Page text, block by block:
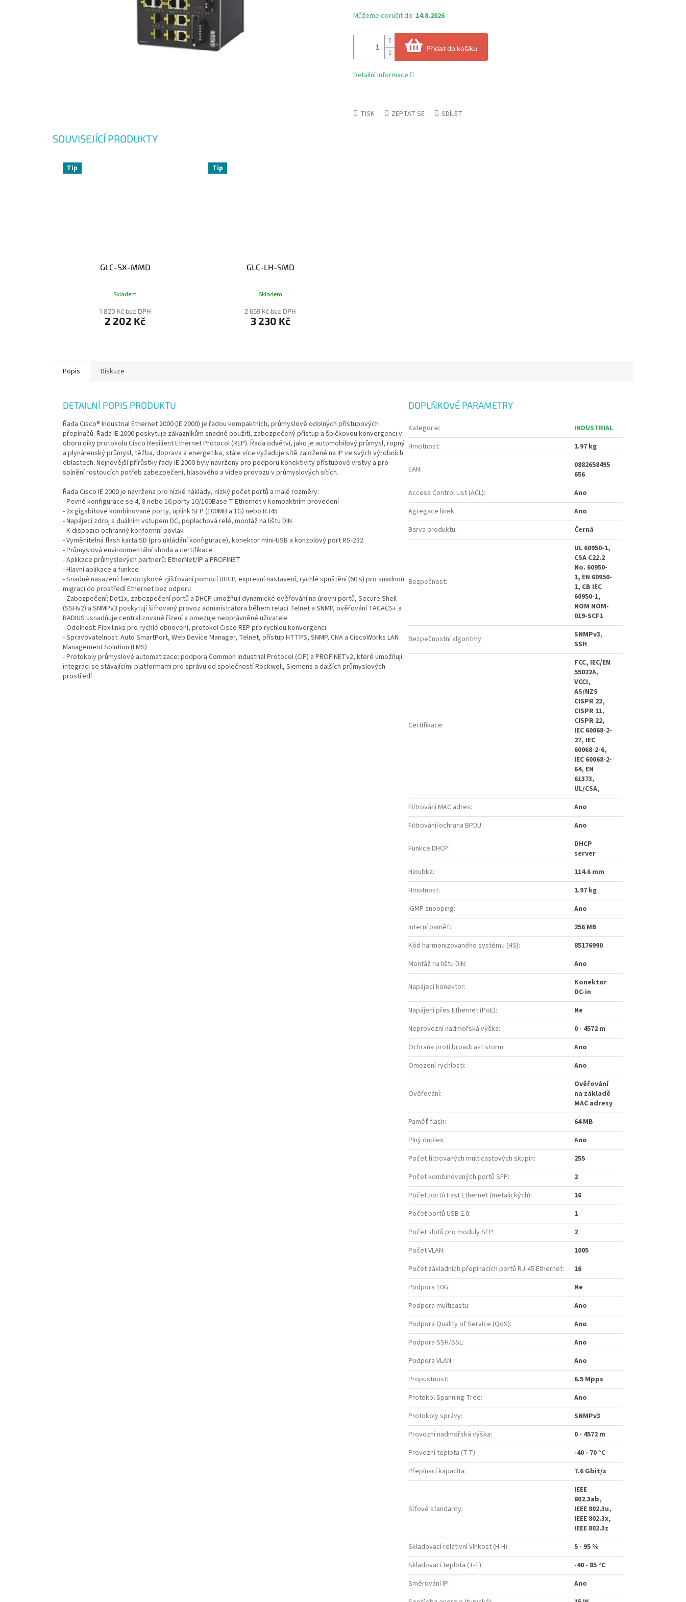
Můžeme doručit do: 14.8.2026
Přidat do košíku
Detailní informace
TISK ZEPTAT SE SDÍLET
SOUVISEJÍCÍ PRODUKTY
Tip
GLC-SX-MMD
Skladem
1 820 Kč bez DPH
2 202 Kč
Tip
GLC-LH-SMD
Skladem
2 669 Kč bez DPH
3 230 Kč
Popis Diskuze
DETAILNÍ POPIS PRODUKTU
Řada Cisco® Industrial Ethernet 2000 (IE 2000) je řadou kompaktních, průmyslově odolných přístupových
přepínačů. Řada IE 2000 poskytuje zákazníkům snadné použití, zabezpečený přístup a špičkovou konvergenci v
oboru díky protokolu Cisco Resilient Ethernet Protocol (REP). Řada odvětví, jako je automobilový průmysl, ropný
a plynárenský průmysl, těžba, doprava a energetika, stále více vyžaduje sítě založené na IP ve svých výrobních
oblastech. Nejnovější přírůstky řady IE 2000 byly navrženy pro podporu konektivity přístupové vrstvy a pro
splnění rostoucích potřeb zabezpečení, hlasového a video provozu v průmyslových sítích.
Řada Cisco IE 2000 je navržena pro nízké náklady, nízký počet portů a malé rozměry:
- Pevné konfigurace se 4, 8 nebo 16 porty 10/100Base-T Ethernet v kompaktním provedení
- 2x gigabitové kombinované porty, uplink SFP (100MB a 1G) nebo RJ45
- Napájecí zdroj s duálním vstupem DC, poplachová relé, montáž na lištu DIN
- K dispozici ochranný konformní povlak
- Vyměnitelná flash karta SD (pro ukládání konfigurace), konektor mini-USB a konzolový port RS-232
- Průmyslová environmentální shoda a certifikace
- Aplikace průmyslových partnerů: EtherNet/IP a PROFINET
- Hlavní aplikace a funkce
- Snadné nasazení: bezdotykové zjišťování pomocí DHCP, expresní nastavení, rychlé spuštění (60 s) pro snadnou
migraci do prostředí Ethernet bez odporu
- Zabezpečení: Dot1x, zabezpečení portů a DHCP umožňují dynamické ověřování na úrovni portů, Secure Shell
(SSHv2) a SNMPv3 poskytují šifrovaný provoz administrátora během relací Telnet a SNMP, ověřování TACACS+ a
RADIUS usnadňuje centralizované řízení a omezuje neoprávněné uživatele
- Odolnost: Flex links pro rychlé obnovení, protokol Cisco REP pro rychlou konvergenci
- Spravovatelnost: Auto SmartPort, Web Device Manager, Telnet, přístup HTTPS, SNMP, CNA a CiscoWorks LAN
Management Solution (LMS)
- Protokoly průmyslové automatizace: podpora Common Industrial Protocol (CIP) a PROFINETv2, které umožňují
integraci se stávajícími platformami pro správu od společností Rockwell, Siemens a dalších průmyslových
prostředí
DOPLŇKOVÉ PARAMETRY
Kategorie:
INDUSTRIAL
Hmotnost: 1.97 kg
EAN:
0882658495
656
Access Control List (ACL):
Ano
Agregace linek:
Ano
Barva produktu: Černá
Bezpečnost:
UL 60950-1,
CSA C22.2
No. 60950-
1, EN 60950-
1, CB IEC
60950-1,
NOM NOM-
019-SCF1
Bezpečnostní algoritmy:
SNMPv3,
SSH
Certifikace:
FCC, IEC/EN
55022A,
VCCI,
AS/NZS
CISPR 22,
CISPR 11,
CISPR 22,
IEC 60068-2-
27, IEC
60068-2-6,
IEC 60068-2-
64, EN
61373,
UL/CSA,
Filtrování MAC adres:
Ano
Filtrování/ochrana BPDU: Ano
Funkce DHCP:
DHCP
server
Hloubka:
114.6 mm
Hmotnost:
1.97 kg
IGMP snooping:
Ano
Interní paměť:
256 MB
Kód harmonizovaného systému (HS):
85176990
Montáž na lištu DIN: Ano
Napájecí konektor:
Konektor
DC-in
Napájení přes Ethernet (PoE):
Ne
Neprovozní nadmořská výška:
0 - 4572 m
Ochrana proti broadcast storm:
Ano
Omezení rychlosti: Ano
Ověřování:
Ověřování
na základě
MAC adresy
Paměť flash:
64 MB
Plný duplex:
Ano
Počet filtrovaných multicastových skupin:
255
Počet kombinovaných portů SFP:
2
Počet portů Fast Ethernet (metalických):
16
Počet portů USB 2.0:
1
Počet slotů pro moduly SFP:
2
Počet VLAN:
1005
Počet základních přepínacích portů RJ-45 Ethernet:
16
Podpora 10G:
Ne
Podpora multicastu:
Ano
Podpora Quality of Service (QoS):
Ano
Podpora SSH/SSL:
Ano
Podpora VLAN:
Ano
Propustnost:
6.5 Mpps
Protokol Spanning Tree:
Ano
Protokoly správy:
SNMPv3
Provozní nadmořská výška:
0 - 4572 m
Provozní teplota (T-T):
-40 - 70 °C
Přepínací kapacita: 7.6 Gbit/s
Síťové standardy:
IEEE
802.3ab,
IEEE 802.3u,
IEEE 802.3x,
IEEE 802.3z
Skladovací relativní vlhkost (H-H):
5 - 95 %
Skladovací teplota (T-T):
-40 - 85 °C
Směrování IP:
Ano